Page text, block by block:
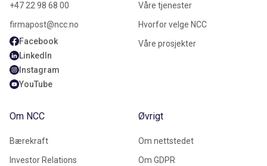
+47 22 98 68 00
firmapost@ncc.no
Facebook
LinkedIn
Instagram
YouTube
Våre tjenester
Hvorfor velge NCC
Våre prosjekter
Om NCC
Bærekraft
Investor Relations
Øvrigt
Om nettstedet
Om GDPR